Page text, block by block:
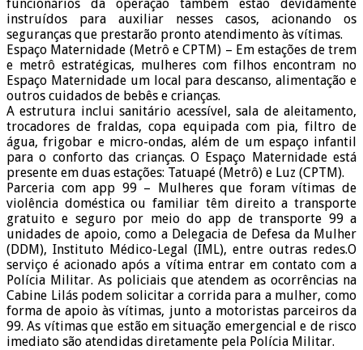
funcionários da operação também estão devidamente
instruídos para auxiliar nesses casos, acionando os
seguranças que prestarão pronto atendimento às vítimas.
Espaço Maternidade (Metrô e CPTM) – Em estações de trem
e metrô estratégicas, mulheres com filhos encontram no
Espaço Maternidade um local para descanso, alimentação e
outros cuidados de bebês e crianças.
A estrutura inclui sanitário acessível, sala de aleitamento,
trocadores de fraldas, copa equipada com pia, filtro de
água, frigobar e micro-ondas, além de um espaço infantil
para o conforto das crianças. O Espaço Maternidade está
presente em duas estações: Tatuapé (Metrô) e Luz (CPTM).
Parceria com app 99 – Mulheres que foram vítimas de
violência doméstica ou familiar têm direito a transporte
gratuito e seguro por meio do app de transporte 99 a
unidades de apoio, como a Delegacia de Defesa da Mulher
(DDM), Instituto Médico-Legal (IML), entre outras redes.O
serviço é acionado após a vítima entrar em contato com a
Polícia Militar. As policiais que atendem as ocorrências na
Cabine Lilás podem solicitar a corrida para a mulher, como
forma de apoio às vítimas, junto a motoristas parceiros da
99. As vítimas que estão em situação emergencial e de risco
imediato são atendidas diretamente pela Polícia Militar.